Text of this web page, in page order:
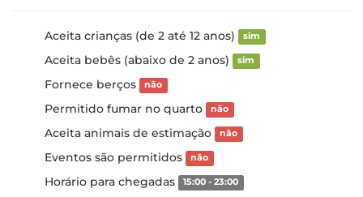
Aceita crianças (de 2 até 12 anos) sim
Aceita bebês (abaixo de 2 anos) sim
Fornece berços não
Permitido fumar no quarto não
Aceita animais de estimação não
Eventos são permitidos não
Horário para chegadas 15:00 - 23:00